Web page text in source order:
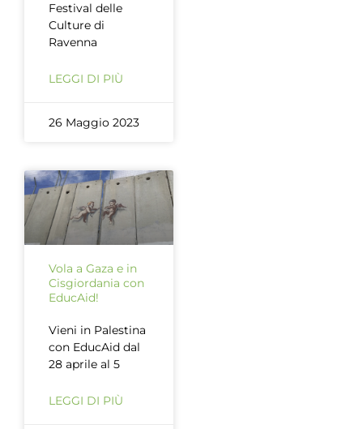
Festival delle
Culture di
Ravenna
LEGGI DI PIÙ
26 Maggio 2023
Vola a Gaza e in
Cisgiordania con
EducAid!
Vieni in Palestina
con EducAid dal
28 aprile al 5
LEGGI DI PIÙ